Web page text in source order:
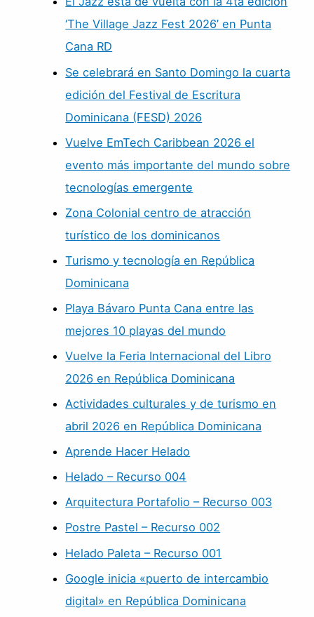
‘The Village Jazz Fest 2026’ en Punta
Cana RD
Se celebrará en Santo Domingo la cuarta
edición del Festival de Escritura
Dominicana (FESD) 2026
Vuelve EmTech Caribbean 2026 el
evento más importante del mundo sobre
tecnologías emergente
Zona Colonial centro de atracción
turístico de los dominicanos
Turismo y tecnología en República
Dominicana
Playa Bávaro Punta Cana entre las
mejores 10 playas del mundo
Vuelve la Feria Internacional del Libro
2026 en República Dominicana
Actividades culturales y de turismo en
abril 2026 en República Dominicana
Aprende Hacer Helado
Helado – Recurso 004
Arquitectura Portafolio – Recurso 003
Postre Pastel – Recurso 002
Helado Paleta – Recurso 001
Google inicia «puerto de intercambio
digital» en República Dominicana